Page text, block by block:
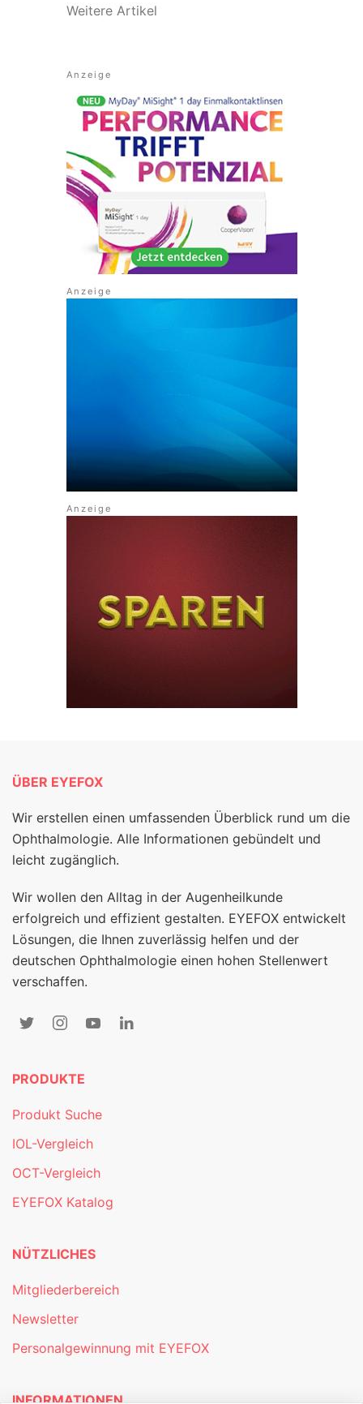
Weitere Artikel
ÜBER EYEFOX
Wir erstellen einen umfassenden Überblick rund um die
Ophthalmologie. Alle Informationen gebündelt und
leicht zugänglich.
Wir wollen den Alltag in der Augenheilkunde
erfolgreich und effizient gestalten. EYEFOX entwickelt
Lösungen, die Ihnen zuverlässig helfen und der
deutschen Ophthalmologie einen hohen Stellenwert
verschaffen.
PRODUKTE
Produkt Suche
IOL-Vergleich
OCT-Vergleich
EYEFOX Katalog
NÜTZLICHES
Mitgliederbereich
Newsletter
Personalgewinnung mit EYEFOX
INFORMATIONEN